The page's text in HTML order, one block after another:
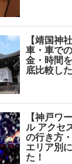
【靖国神
車・車で
金・時間
底比較した
【神戸ワ
ル アクセ
の行き方
エリア別
た！